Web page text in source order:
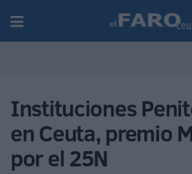
Instituciones
en Ceuta, premio
por el 25N